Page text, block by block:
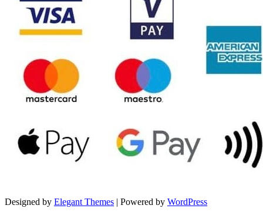
Designed by Elegant Themes | Powered by WordPress